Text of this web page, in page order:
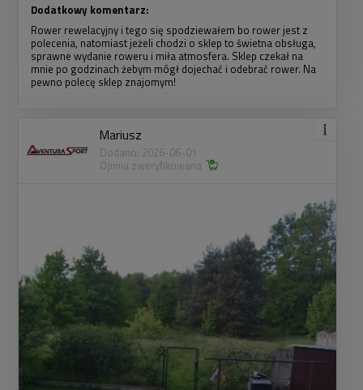
Dodatkowy komentarz:
Rower rewelacyjny i tego się spodziewałem bo rower jest z
polecenia, natomiast jeżeli chodzi o sklep to świetna obsługa,
sprawne wydanie roweru i miła atmosfera. Sklep czekał na
mnie po godzinach żebym mógł dojechać i odebrać rower. Na
pewno polecę sklep znajomym!
Mariusz
Dodano: 2026-06-01
Opinia zweryfikowana